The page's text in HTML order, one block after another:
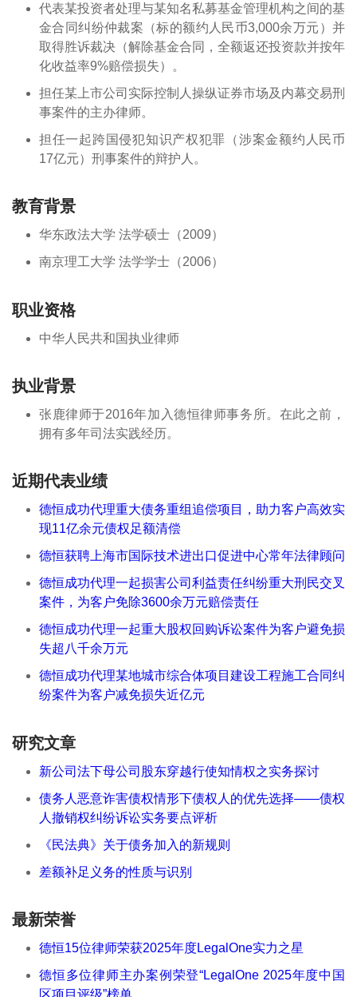
代表某投资者处理与某知名私募基金管理机构之间的基
金合同纠纷仲裁案（标的额约人民币3,000余万元）并
取得胜诉裁决（解除基金合同，全额返还投资款并按年
化收益率9%赔偿损失）。
担任某上市公司实际控制人操纵证券市场及内幕交易刑
事案件的主办律师。
担任一起跨国侵犯知识产权犯罪（涉案金额约人民币
17亿元）刑事案件的辩护人。
教育背景
华东政法大学 法学硕士（2009）
南京理工大学 法学学士（2006）
职业资格
中华人民共和国执业律师
执业背景
张鹿律师于2016年加入德恒律师事务所。在此之前，
拥有多年司法实践经历。
近期代表业绩
德恒成功代理重大债务重组追偿项目，助力客户高效实
现11亿余元债权足额清偿
德恒获聘上海市国际技术进出口促进中心常年法律顾问
德恒成功代理一起损害公司利益责任纠纷重大刑民交叉
案件，为客户免除3600余万元赔偿责任
德恒成功代理一起重大股权回购诉讼案件为客户避免损
失超八千余万元
德恒成功代理某地城市综合体项目建设工程施工合同纠
纷案件为客户减免损失近亿元
研究文章
新公司法下母公司股东穿越行使知情权之实务探讨
债务人恶意诈害债权情形下债权人的优先选择——债权
人撤销权纠纷诉讼实务要点评析
《民法典》关于债务加入的新规则
差额补足义务的性质与识别
最新荣誉
德恒15位律师荣获2025年度LegalOne实力之星
德恒多位律师主办案例荣登“LegalOne 2025年度中国
区项目评级”榜单